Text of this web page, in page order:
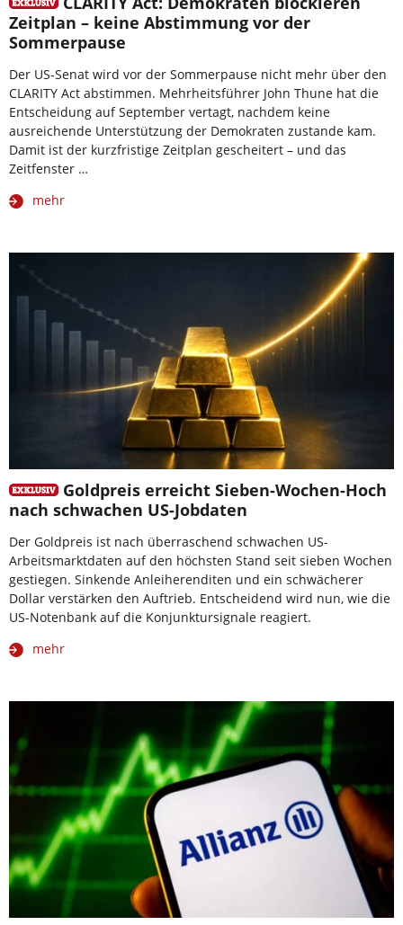
Zeitplan – keine Abstimmung vor der
Sommerpause
Der US-Senat wird vor der Sommerpause nicht mehr über den
CLARITY Act abstimmen. Mehrheitsführer John Thune hat die
Entscheidung auf September vertagt, nachdem keine
ausreichende Unterstützung der Demokraten zustande kam.
Damit ist der kurzfristige Zeitplan gescheitert – und das
Zeitfenster …
mehr
Goldpreis erreicht Sieben-Wochen-Hoch
nach schwachen US-Jobdaten
Der Goldpreis ist nach überraschend schwachen US-
Arbeitsmarktdaten auf den höchsten Stand seit sieben Wochen
gestiegen. Sinkende Anleiherenditen und ein schwächerer
Dollar verstärken den Auftrieb. Entscheidend wird nun, wie die
US-Notenbank auf die Konjunktursignale reagiert.
mehr